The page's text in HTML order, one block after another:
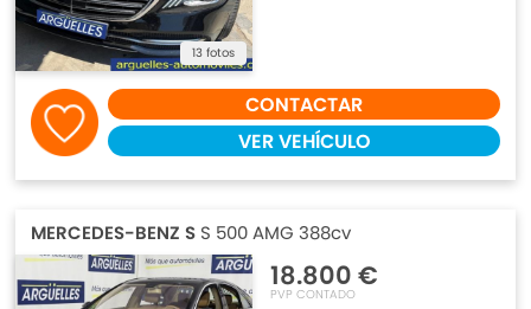
13 fotos
CONTACTAR
VER VEHÍCULO
MERCEDES-BENZ S S 500 AMG 388cv
18.800 €
PVP CONTADO